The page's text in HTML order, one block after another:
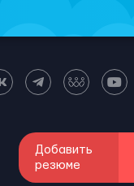
Добавить
резюме